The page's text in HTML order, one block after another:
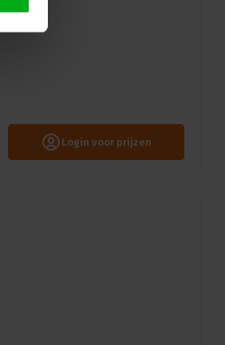
Login voor prijzen